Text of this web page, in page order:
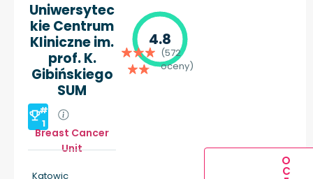
Uniwersytec
kie Centrum
Kliniczne im.
prof. K.
Gibińskiego
SUM
#
1
Breast Cancer
Unit
Katowic
4.8
(572
oceny)
O
C